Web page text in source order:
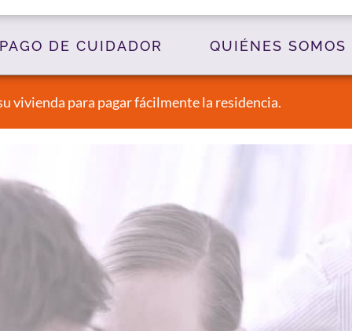
PAGO DE CUIDADOR QUIÉNES SOMOS
vivienda para pagar fácilmente la residencia.